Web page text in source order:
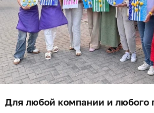
Для любой компании и любого